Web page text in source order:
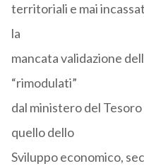
territoriali e mai
la
mancata validazione
“rimodulati”
dal ministero del
quello dello
Sviluppo economico,